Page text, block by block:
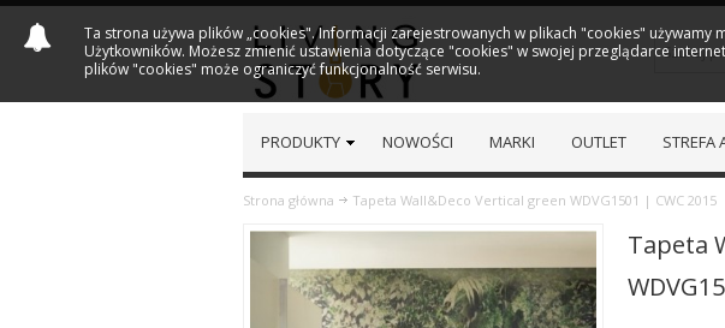
PRODUKTY NOWOŚCI MARKI OUTLET STREFA
Strona główna Tapeta Wall&Deco Vertical green WDVG1501 | CWC 2015
Tapeta
Ta strona używa plików „cookies". Informacji zarejestrowanych w plikach "cookies"
Użytkowników. Możesz zmienić ustawienia dotyczące "cookies" w swojej przeglądarce
plików "cookies" może ograniczyć funkcjonalność serwisu.